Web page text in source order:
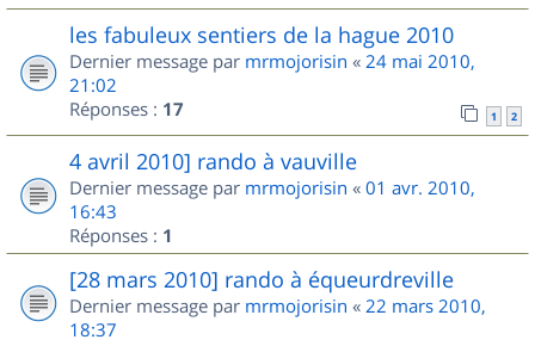
les fabuleux sentiers de la hague 2010
Dernier message par mrmojorisin « 24 mai 2010,
21:02
Réponses : 17 1 2
4 avril 2010] rando à vauville
Dernier message par mrmojorisin « 01 avr. 2010,
16:43
Réponses : 1
[28 mars 2010] rando à équeurdreville
Dernier message par mrmojorisin « 22 mars 2010,
18:37